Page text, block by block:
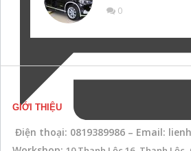
0
GIỚI THIỆU
Điện thoại: 0819389986 – Email: